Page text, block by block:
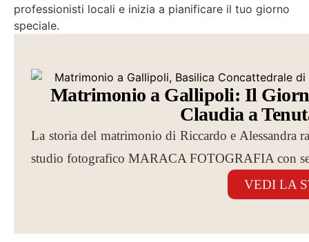
professionisti locali e inizia a pianificare il tuo giorno
speciale.
Matrimonio a Gallipoli: Il
Claudia a
La storia del matrimonio di Riccardo e Alessandra
studio fotografico MARACA FOTOGRAFIA con
VEDI LA